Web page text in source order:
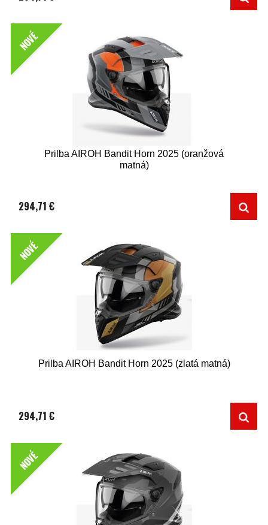
NOVÉ
Prilba AIROH Bandit Horn 2025 (oranžová
matná)
294,71 €
NOVÉ
Prilba AIROH Bandit Horn 2025 (zlatá matná)
294,71 €
NOVÉ